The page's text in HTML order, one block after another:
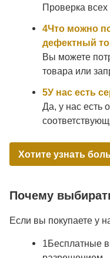
Проверка всех
4Что можно
дефектный
Вы можете
товара или
5У нас есть
Да, у нас есть
Хотите узнать
Почему
Если вы покупаете у
1Бесплатные